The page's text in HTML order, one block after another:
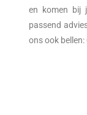
en komen bij
passend
ons ook bellen: